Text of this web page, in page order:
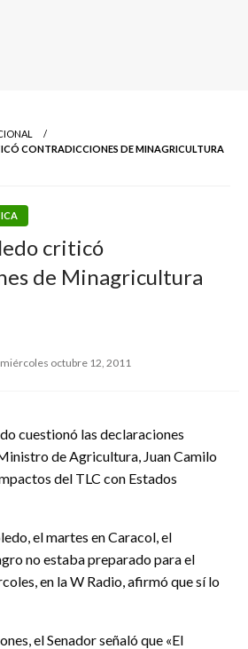
CONTRADICCIONES DE MINAGRICULTURA
criticó
de Minagricultura
Publicado
miércoles octubre 12, 2011
cuestionó las declaraciones
de Agricultura, Juan Camilo
del TLC con Estados
el martes en Caracol, el
no estaba preparado para el
en la W Radio, afirmó que sí lo
el Senador señaló que «El